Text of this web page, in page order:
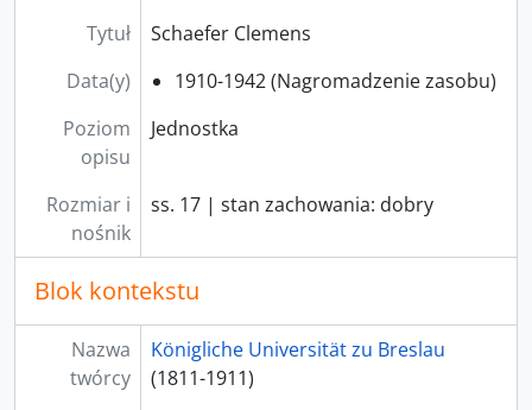
Tytuł
Schaefer Clemens
Data(y)
1910-1942 (Nagromadzenie zasobu)
Poziom
opisu
Jednostka
Rozmiar i
nośnik
ss. 17 | stan zachowania: dobry
Blok kontekstu
Nazwa
twórcy
Königliche Universität zu Breslau
(1811-1911)